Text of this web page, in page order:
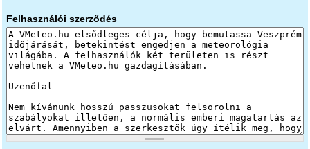
Felhasználói szerződés